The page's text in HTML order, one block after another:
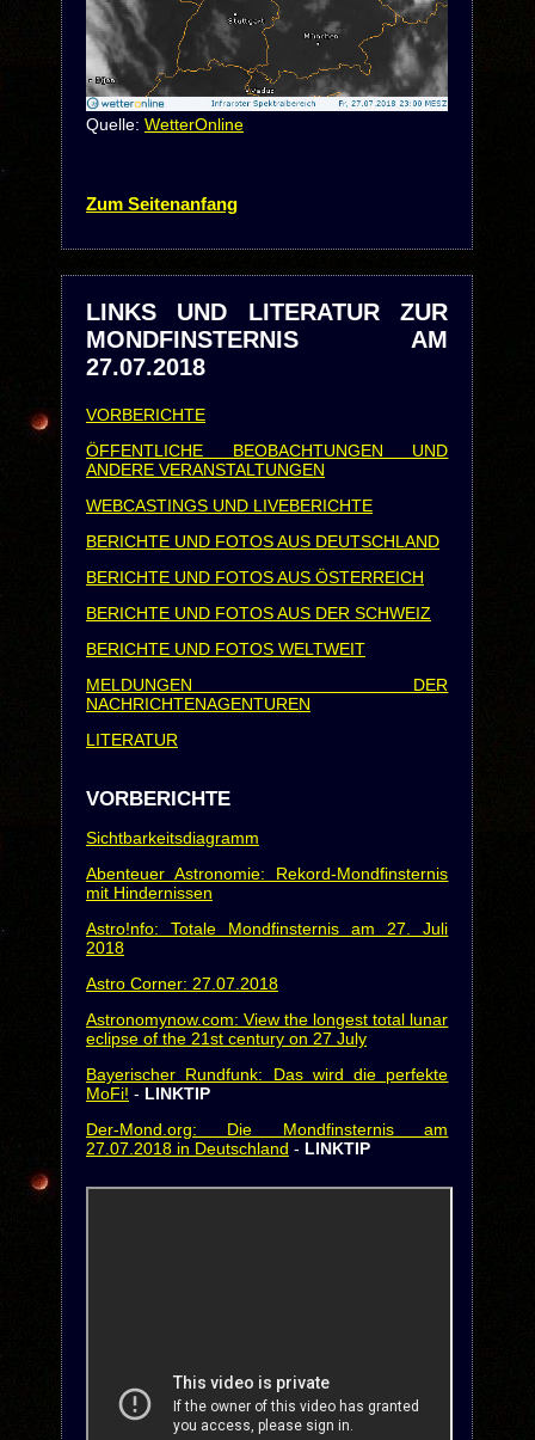
Quelle: WetterOnline
Zum Seitenanfang
LINKS UND LITERATUR ZUR
MONDFINSTERNIS AM
27.07.2018
VORBERICHTE
ÖFFENTLICHE BEOBACHTUNGEN UND
ANDERE VERANSTALTUNGEN
WEBCASTINGS UND LIVEBERICHTE
BERICHTE UND FOTOS AUS DEUTSCHLAND
BERICHTE UND FOTOS AUS ÖSTERREICH
BERICHTE UND FOTOS AUS DER SCHWEIZ
BERICHTE UND FOTOS WELTWEIT
MELDUNGEN DER
NACHRICHTENAGENTUREN
LITERATUR
VORBERICHTE
Sichtbarkeitsdiagramm
Abenteuer Astronomie: Rekord-Mondfinsternis
mit Hindernissen
Astro!nfo: Totale Mondfinsternis am 27. Juli
2018
Astro Corner: 27.07.2018
Astronomynow.com: View the longest total lunar
eclipse of the 21st century on 27 July
Bayerischer Rundfunk: Das wird die perfekte
MoFi! - LINKTIP
Der-Mond.org: Die Mondfinsternis am
27.07.2018 in Deutschland - LINKTIP